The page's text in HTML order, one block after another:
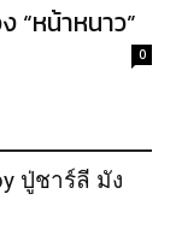
“หน้าหนาว”
0
ปู่ชาร์ลี มัง